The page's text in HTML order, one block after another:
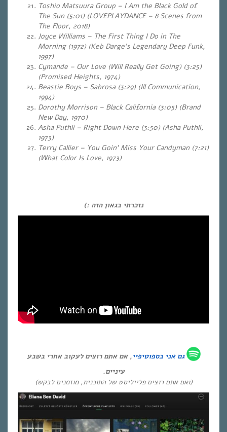
Toshio Matsuura Group – I Am the Black Gold of
The Sun (5:01) (LOVEPLAYDANCE – 8 Scenes from
The Floor, 2018)
Joyce Williams – The First Thing I Do in The
Morning (1972) (Keb Darge’s Legendary Deep Funk,
1997)
Cymande – Our Love (Will Really Get Going) (3:25)
(Promised Heights, 1974)
Beastie Boys – Sabrosa (3:29) (Ill Communication,
1994)
Dorothy Morrison – Black California (3:05)(Brand
New Day, 1970)
Asha Puthli – Right Down Here (3:50) (Asha Puthli,
1973)
Terry Callier – You Goin’ Miss Your Candyman (7:21)
(What Color Is Love, 1973)
נזכרתי בגאון הזה :)
גם אני בספוטיפיי, אם אתם רוצים לעקוב אחרי בשבע
עיניים.
(ואם אתם רוצים פלייליסט של התוכנית, מוזמנים לבקש)